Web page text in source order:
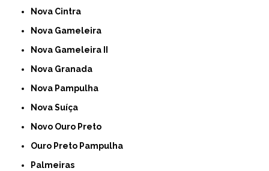
Nova Cintra
Nova Gameleira
Nova Gameleira II
Nova Granada
Nova Pampulha
Nova Suíça
Novo Ouro Preto
Ouro Preto Pampulha
Palmeiras